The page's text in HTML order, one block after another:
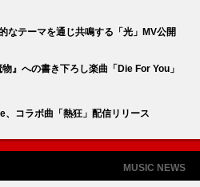
なテーマを通じ共鳴する「光」MV公開
』への書き下ろし楽曲「Die For You」
コラボ曲「熱狂」配信リリース
MUSIC NEWS